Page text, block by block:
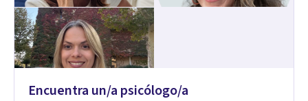
Encuentra un/a psicólogo/a